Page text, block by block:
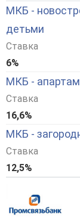
МКБ -
детьми
Ставка
6%
МКБ -
Ставка
16,6%
МКБ -
Ставка
12,5%